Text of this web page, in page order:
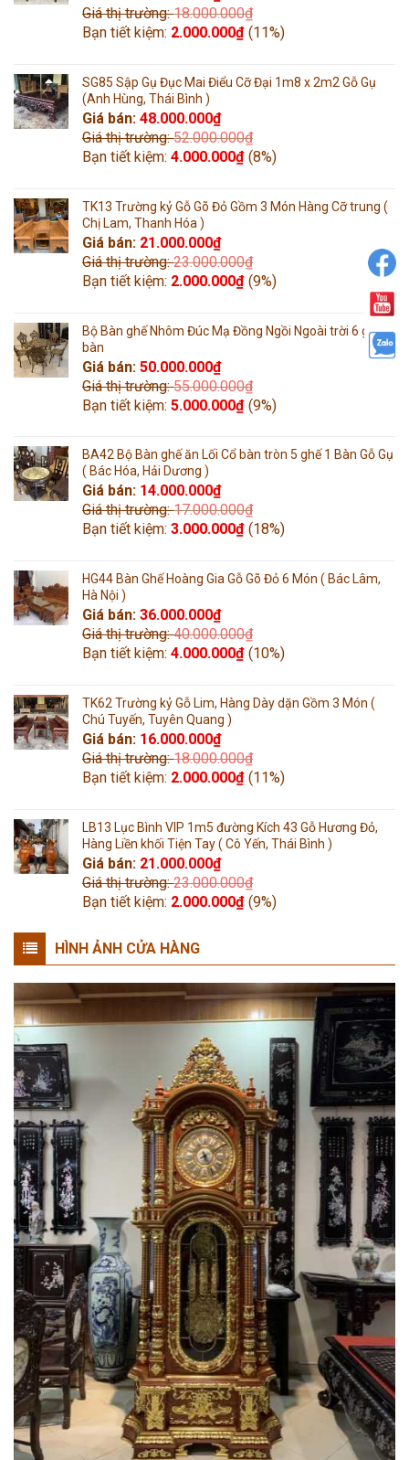
Giá thị trường:18.000.000₫
Bạn tiết kiệm: 2.000.000₫ (11%)
SG85 Sập Gụ Đục Mai Điểu Cỡ Đại 1m8 x 2m2 Gỗ Gụ
(Anh Hùng, Thái Bình )
Giá bán: 48.000.000₫
Giá thị trường:52.000.000₫
Bạn tiết kiệm: 4.000.000₫ (8%)
TK13 Trường kỷ Gỗ Gõ Đỏ Gồm 3 Món Hàng Cỡ trung (
Chị Lam, Thanh Hóa )
Giá bán: 21.000.000₫
Giá thị trường:23.000.000₫
Bạn tiết kiệm: 2.000.000₫ (9%)
Bộ Bàn ghế Nhôm Đúc Mạ Đồng Ngồi Ngoài trời 6 ghế 1
bàn
Giá bán: 50.000.000₫
Giá thị trường:55.000.000₫
Bạn tiết kiệm: 5.000.000₫ (9%)
BA42 Bộ Bàn ghế ăn Lối Cổ bàn tròn 5 ghế 1 Bàn Gỗ Gụ
( Bác Hóa, Hải Dương )
Giá bán: 14.000.000₫
Giá thị trường:17.000.000₫
Bạn tiết kiệm: 3.000.000₫ (18%)
HG44 Bàn Ghế Hoàng Gia Gỗ Gõ Đỏ 6 Món ( Bác Lâm,
Hà Nội )
Giá bán: 36.000.000₫
Giá thị trường:40.000.000₫
Bạn tiết kiệm: 4.000.000₫ (10%)
TK62 Trường kỷ Gỗ Lim, Hàng Dày dặn Gồm 3 Món (
Chú Tuyến, Tuyên Quang )
Giá bán: 16.000.000₫
Giá thị trường:18.000.000₫
Bạn tiết kiệm: 2.000.000₫ (11%)
LB13 Lục Bình VIP 1m5 đường Kích 43 Gỗ Hương Đỏ,
Hàng Liền khối Tiện Tay ( Cô Yến, Thái Bình )
Giá bán: 21.000.000₫
Giá thị trường:23.000.000₫
Bạn tiết kiệm: 2.000.000₫ (9%)
HÌNH ẢNH CỬA HÀNG